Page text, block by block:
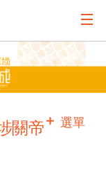
選單
關帝